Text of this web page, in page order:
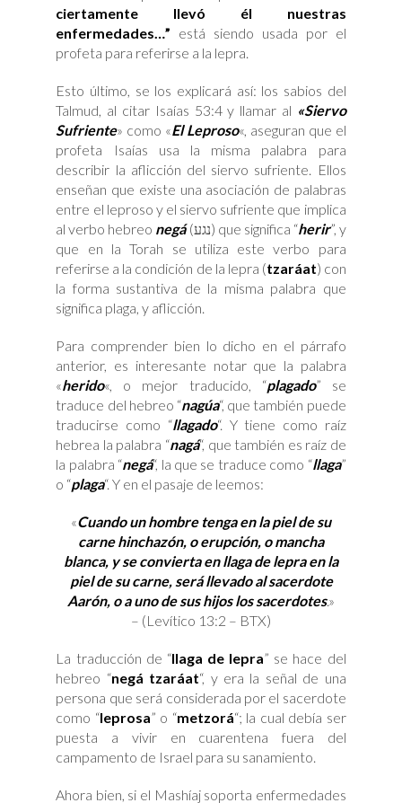
ciertamente llevó él nuestras
enfermedades…” está siendo usada por el
profeta para referirse a la lepra.
Esto último, se los explicará así: los sabios del
Talmud, al citar Isaías 53:4 y llamar al «Siervo
Sufriente» como «El Leproso«, aseguran que el
profeta Isaías usa la misma palabra para
describir la aflicción del siervo sufriente. Ellos
enseñan que existe una asociación de palabras
entre el leproso y el siervo sufriente que implica
al verbo hebreo negá (נגע) que significa “herir”, y
que en la Torah se utiliza este verbo para
referirse a la condición de la lepra (tzaráat) con
la forma sustantiva de la misma palabra que
significa plaga, y aflicción.
Para comprender bien lo dicho en el párrafo
anterior, es interesante notar que la palabra
«herido«, o mejor traducido, “plagado” se
traduce del hebreo “nagúa“, que también puede
traducirse como “llagado“. Y tiene como raíz
hebrea la palabra “nagá“, que también es raíz de
la palabra “negá“, la que se traduce como “llaga”
o “plaga“. Y en el pasaje de leemos:
«Cuando un hombre tenga en la piel de su
carne hinchazón, o erupción, o mancha
blanca, y se convierta en llaga de lepra en la
piel de su carne, será llevado al sacerdote
Aarón, o a uno de sus hijos los sacerdotes.»
– (Levítico 13:2 – BTX)
La traducción de “llaga de lepra” se hace del
hebreo “negá tzaráat“, y era la señal de una
persona que será considerada por el sacerdote
como “leprosa” o “metzorá“; la cual debía ser
puesta a vivir en cuarentena fuera del
campamento de Israel para su sanamiento.
Ahora bien, si el Mashíaj soporta enfermedades